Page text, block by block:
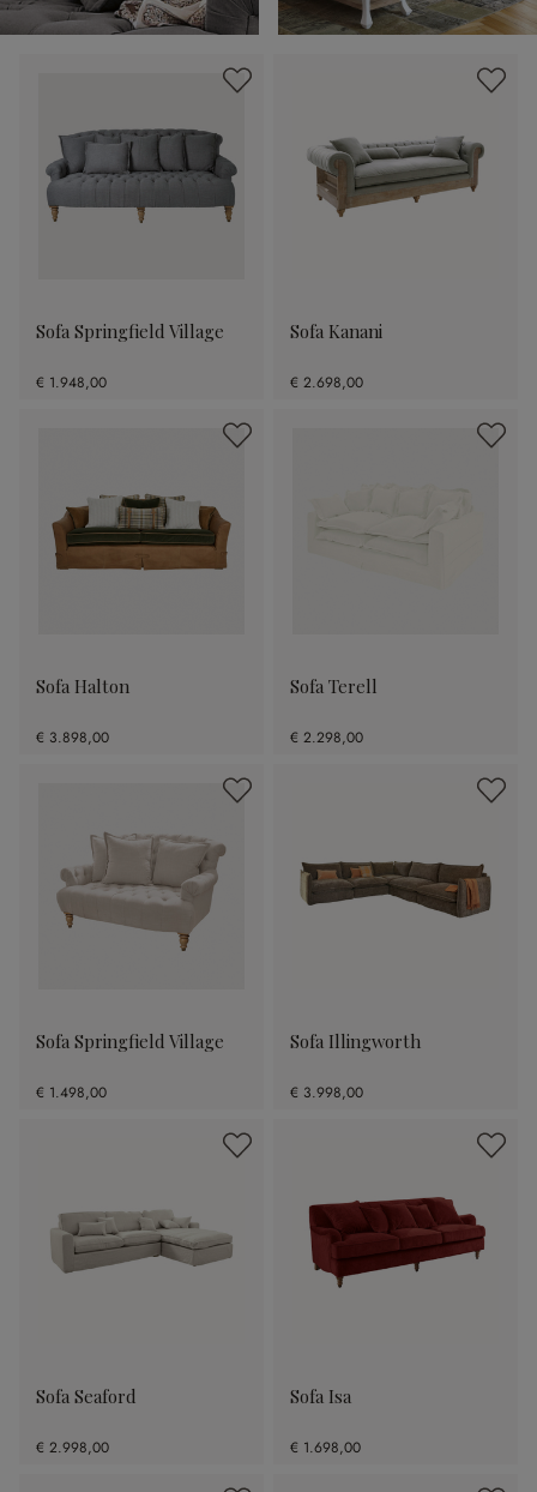
Sofa Springfield Village
€ 1.948,00
Sofa Kanani
€ 2.698,00
Sofa Halton
€ 3.898,00
Sofa Terell
€ 2.298,00
Sofa Springfield Village
€ 1.498,00
Sofa Illingworth
€ 3.998,00
Sofa Seaford
€ 2.998,00
Sofa Isa
€ 1.698,00